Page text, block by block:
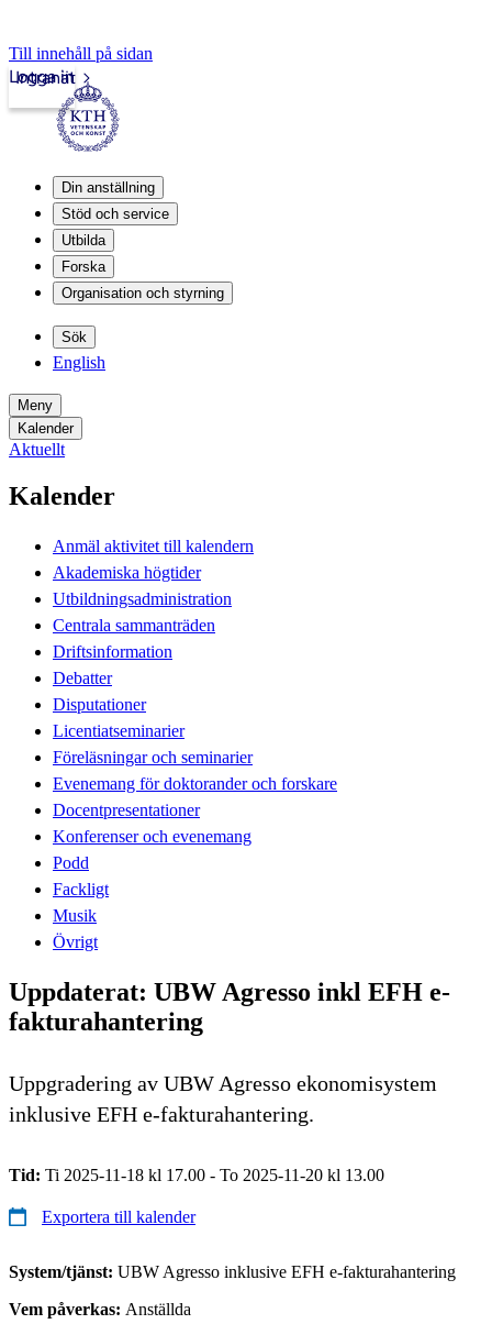
Till innehåll på sidan
Intranät
Logga in
Din anställning
Stöd och service
Utbilda
Forska
Organisation och styrning
Sök
English
Meny
Kalender
Aktuellt
Kalender
Anmäl aktivitet till kalendern
Akademiska högtider
Utbildningsadministration
Centrala sammanträden
Driftsinformation
Debatter
Disputationer
Licentiatseminarier
Föreläsningar och seminarier
Evenemang för doktorander och forskare
Docentpresentationer
Konferenser och evenemang
Podd
Fackligt
Musik
Övrigt
Uppdaterat: UBW Agresso inkl EFH e-
fakturahantering
Uppgradering av UBW Agresso ekonomisystem
inklusive EFH e-fakturahantering.
Tid: Ti 2025-11-18 kl 17.00 - To 2025-11-20 kl 13.00
Exportera till kalender
System/tjänst: UBW Agresso inklusive EFH e-fakturahantering
Vem påverkas: Anställda